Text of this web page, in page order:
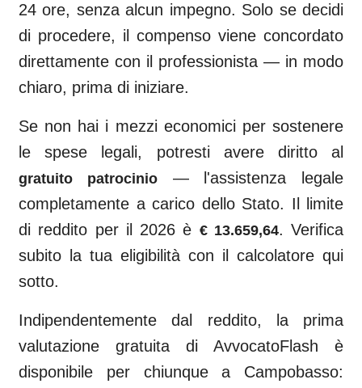
24 ore, senza alcun impegno. Solo se decidi
di procedere, il compenso viene concordato
direttamente con il professionista — in modo
chiaro, prima di iniziare.
Se non hai i mezzi economici per sostenere
le spese legali, potresti avere diritto al
gratuito patrocinio— l'assistenza legale
completamente a carico dello Stato. Il limite
di reddito per il 2026 è € 13.659,64. Verifica
subito la tua eligibilità con il calcolatore qui
sotto.
Indipendentemente dal reddito, la prima
valutazione gratuita di AvvocatoFlash è
disponibile per chiunque a
Campobasso: